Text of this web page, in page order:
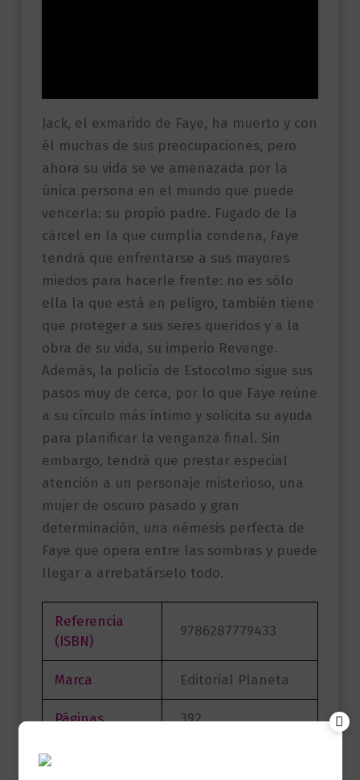
Jack, el exmarido de Faye, ha muerto y con
él muchas de sus preocupaciones, pero
ahora su vida se ve amenazada por la
única persona en el mundo que puede
vencerla: su propio padre. Fugado de la
cárcel en la que cumplía condena, Faye
tendrá que enfrentarse a sus mayores
miedos para hacerle frente: no es sólo
ella la que está en peligro, también tiene
que proteger a sus seres queridos y a la
obra de su vida, su imperio Revenge.
Además, la policía de Estocolmo sigue sus
pasos muy de cerca, por lo que Faye reúne
a su círculo más íntimo y solicita su ayuda
para planificar la venganza final. Sin
embargo, tendrá que prestar especial
atención a un personaje misterioso, una
mujer de oscuro pasado y gran
determinación, una némesis perfecta de
Faye que opera entre las sombras y puede
llegar a arrebatárselo todo.
Referencia
(ISBN)
9786287779433
Marca Editorial Planeta
Páginas 392